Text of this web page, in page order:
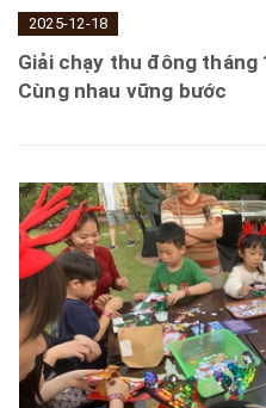
2025-12-18
Giải chạy thu đông tháng
Cùng nhau vững bước